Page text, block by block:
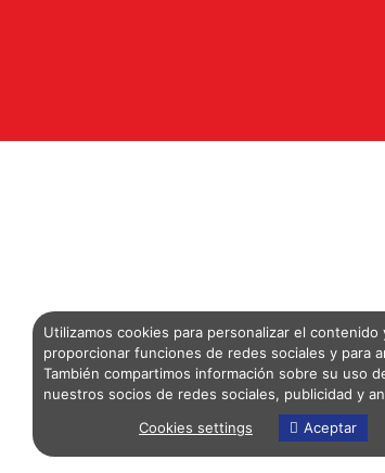
Utilizamos cookies para personalizar el contenido
proporcionar funciones de redes sociales y para
También compartimos información sobre su uso
nuestros socios de redes sociales, publicidad y
Cookies settings
Aceptar